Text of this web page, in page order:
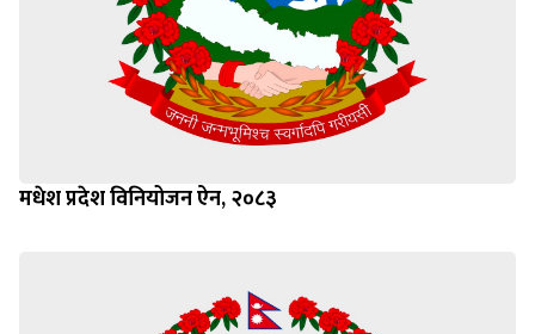
मधेश प्रदेश विनियोजन ऐन, २०८३